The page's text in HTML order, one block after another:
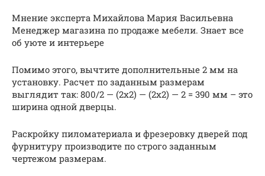
Мнение эксперта Михайлова Мария Васильевна
Менеджер магазина по продаже мебели. Знает все
об уюте и интерьере
Помимо этого, вычтите дополнительные 2 мм на
установку. Расчет по заданным размерам
выглядит так: 800/2 — (2х2) — (2х2) — 2 = 390 мм – это
ширина одной дверцы.
Раскройку пиломатериала и фрезеровку дверей под
фурнитуру производите по строго заданным
чертежом размерам.